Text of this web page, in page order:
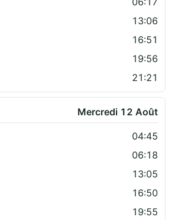
13:06
16:51
19:56
21:21
Mercredi 12 Août
04:45
06:18
13:05
16:50
19:55